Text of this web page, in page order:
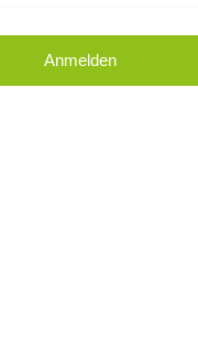
Anmelden